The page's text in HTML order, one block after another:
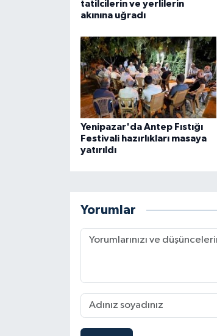
tatilcilerin ve yerlilerin
akınına uğradı
Yenipazar'da Antep Fıstığı
Festivali hazırlıkları masaya
yatırıldı
Yorumlar